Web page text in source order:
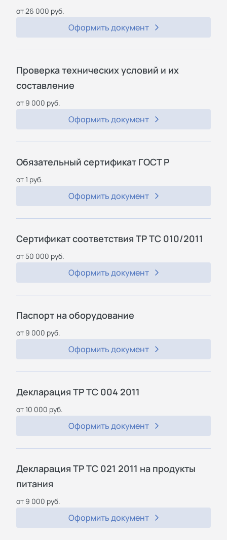
от 26 000 руб.
Оформить документ
Проверка технических условий и их
составление
от 9 000 руб.
Оформить документ
Обязательный сертификат ГОСТ Р
от 1 руб.
Оформить документ
Сертификат соответствия ТР ТС 010/2011
от 50 000 руб.
Оформить документ
Паспорт на оборудование
от 9 000 руб.
Оформить документ
Декларация ТР ТС 004 2011
от 10 000 руб.
Оформить документ
Декларация ТР ТС 021 2011 на продукты
питания
от 9 000 руб.
Оформить документ